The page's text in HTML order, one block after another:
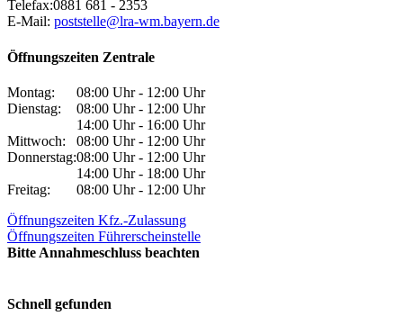
Telefax:0881 681 - 2353
E-Mail: poststelle@lra-wm.bayern.de
Öffnungszeiten Zentrale
Montag:
08:00 Uhr - 12:00 Uhr
Dienstag:
08:00 Uhr - 12:00 Uhr
14:00 Uhr - 16:00 Uhr
Mittwoch:
08:00 Uhr - 12:00 Uhr
Donnerstag:08:00 Uhr - 12:00 Uhr
14:00 Uhr - 18:00 Uhr
Freitag:
08:00 Uhr - 12:00 Uhr
Öffnungszeiten Kfz.-Zulassung
Öffnungszeiten Führerscheinstelle
Bitte Annahmeschluss beachten
Schnell gefunden